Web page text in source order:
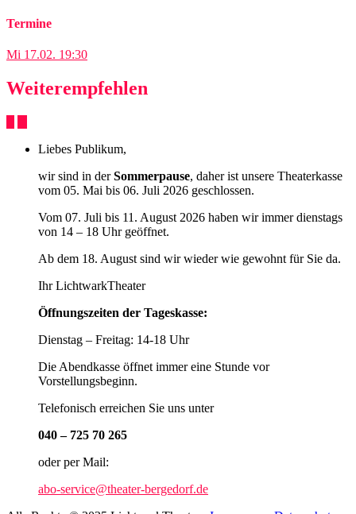
Termine
Mi 17.02. 19:30
Weiterempfehlen
Liebes Publikum,
wir sind in derSommerpause, daher ist unsere Theaterkasse
vom 05. Mai bis 06. Juli 2026 geschlossen.
Vom 07. Juli bis 11. August 2026 haben wir immer dienstags
von 14 – 18 Uhr geöffnet.
Ab dem 18. August sind wir wieder wie gewohnt für Sie da.
Ihr LichtwarkTheater
Öffnungszeiten der Tageskasse:
Dienstag – Freitag: 14-18 Uhr
Die Abendkasse öffnet immer eine Stunde vor
Vorstellungsbeginn.
Telefonisch erreichen Sie uns unter
040 – 725 70 265
oder per Mail:
abo-service@theater-bergedorf.de